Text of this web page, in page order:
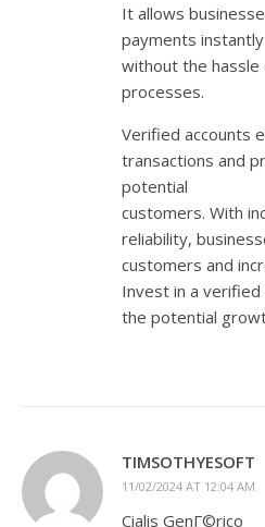
It allows
payments instantly
without the
processes.
Verified accounts
transactions and
potential
customers. With
reliability,
customers and
Invest in a verified
the potential
TIMSOTHYESOFT
11/02/2024 AT 12:04 AM
Cialis GenГ©rico